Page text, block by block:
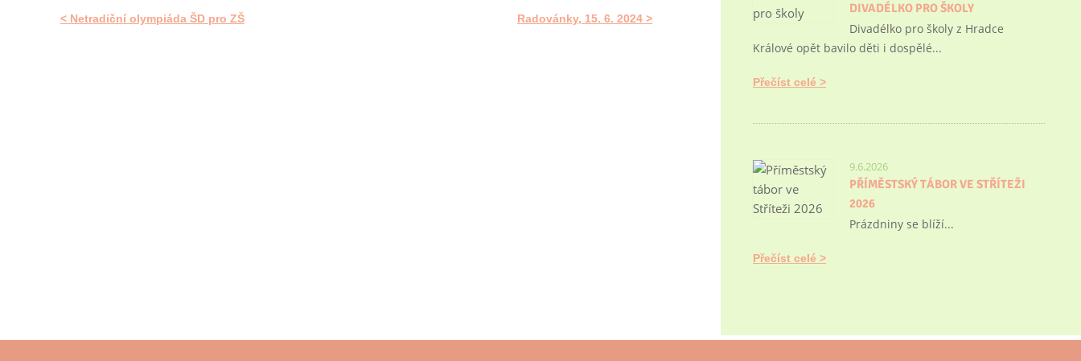
< Netradiční olympiáda ŠD pro ZŠ Radovánky, 15. 6. 2024 >
DIVADÉLKO PRO ŠKOLY
Divadélko pro školy z Hradce
Králové opět bavilo děti i dospělé...
Přečíst celé
9.6.2026
PŘÍMĚSTSKÝ TÁBOR VE STŘÍTEŽI
2026
Prázdniny se blíží...
Přečíst celé